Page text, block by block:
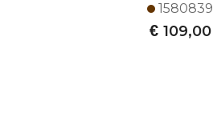
1580839
€ 109,00